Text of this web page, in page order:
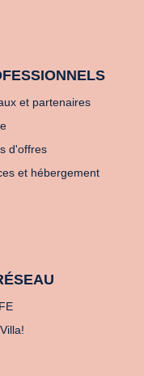
et partenaires
d'offres
et hébergement